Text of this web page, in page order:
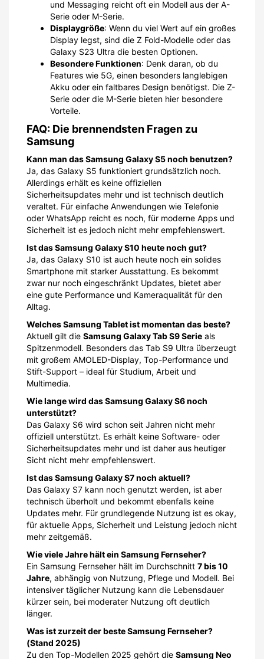
und Messaging reicht oft ein Modell aus der A-
Serie oder M-Serie.
Displaygröße: Wenn du viel Wert auf ein großes
Display legst, sind die Z Fold-Modelle oder das
Galaxy S23 Ultra die besten Optionen.
Besondere Funktionen: Denk daran, ob du
Features wie 5G, einen besonders langlebigen
Akku oder ein faltbares Design benötigst. Die Z-
Serie oder die M-Serie bieten hier besondere
Vorteile.
FAQ: Die brennendsten Fragen zu
Samsung
Kann man das Samsung Galaxy S5 noch benutzen?
Ja, das Galaxy S5 funktioniert grundsätzlich noch.
Allerdings erhält es keine offiziellen
Sicherheitsupdates mehr und ist technisch deutlich
veraltet. Für einfache Anwendungen wie Telefonie
oder WhatsApp reicht es noch, für moderne Apps und
Sicherheit ist es jedoch nicht mehr empfehlenswert.
Ist das Samsung Galaxy S10 heute noch gut?
Ja, das Galaxy S10 ist auch heute noch ein solides
Smartphone mit starker Ausstattung. Es bekommt
zwar nur noch eingeschränkt Updates, bietet aber
eine gute Performance und Kameraqualität für den
Alltag.
Welches Samsung Tablet ist momentan das beste?
Aktuell gilt die Samsung Galaxy Tab S9 Serie als
Spitzenmodell. Besonders das Tab S9 Ultra überzeugt
mit großem AMOLED-Display, Top-Performance und
Stift-Support – ideal für Studium, Arbeit und
Multimedia.
Wie lange wird das Samsung Galaxy S6 noch
unterstützt?
Das Galaxy S6 wird schon seit Jahren nicht mehr
offiziell unterstützt. Es erhält keine Software- oder
Sicherheitsupdates mehr und ist daher aus heutiger
Sicht nicht mehr empfehlenswert.
Ist das Samsung Galaxy S7 noch aktuell?
Das Galaxy S7 kann noch genutzt werden, ist aber
technisch überholt und bekommt ebenfalls keine
Updates mehr. Für grundlegende Nutzung ist es okay,
für aktuelle Apps, Sicherheit und Leistung jedoch nicht
mehr zeitgemäß.
Wie viele Jahre hält ein Samsung Fernseher?
Ein Samsung Fernseher hält im Durchschnitt 7 bis 10
Jahre, abhängig von Nutzung, Pflege und Modell. Bei
intensiver täglicher Nutzung kann die Lebensdauer
kürzer sein, bei moderater Nutzung oft deutlich
länger.
Was ist zurzeit der beste Samsung Fernseher?
(Stand 2025)
Zu den Top-Modellen 2025 gehört die Samsung Neo